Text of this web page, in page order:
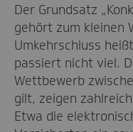
Der Grundsatz
gehört zum kleinen
Umkehrschluss
passiert nicht viel.
Wettbewerb
gilt, zeigen
Etwa die